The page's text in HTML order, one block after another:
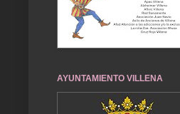
AYUNTAMIENTO VILLENA